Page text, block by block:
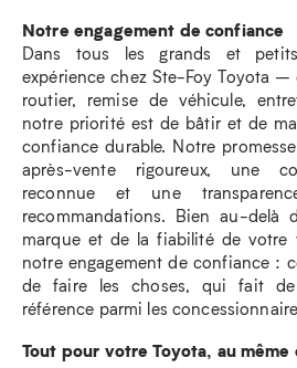
Notre engagement de confiance
Dans tous les grands et
expérience chez Ste-Foy Toyota –
routier, remise de véhicule,
notre priorité est de bâtir et de
confiance durable. Notre
après-vente rigoureux, une
reconnue et une
recommandations. Bien au-delà
marque et de la fiabilité de votre
notre engagement de confiance :
de faire les choses, qui fait
référence parmi les
Tout pour votre Toyota, au